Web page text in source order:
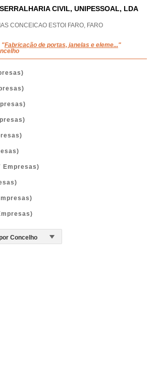
CIVIL, UNIPESSOAL, LDA
CONCEICAO ESTOI FARO, FARO
"Fabricação de portas, janelas e eleme..."
Empresas)